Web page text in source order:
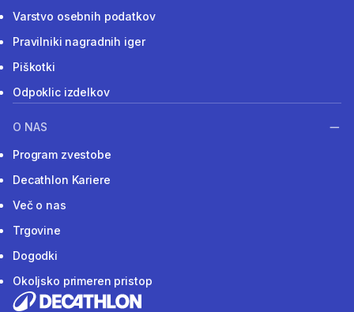
Varstvo osebnih podatkov
Pravilniki nagradnih iger
Piškotki
Odpoklic izdelkov
O NAS
Program zvestobe
Decathlon Kariere
Več o nas
Trgovine
Dogodki
Okoljsko primeren pristop